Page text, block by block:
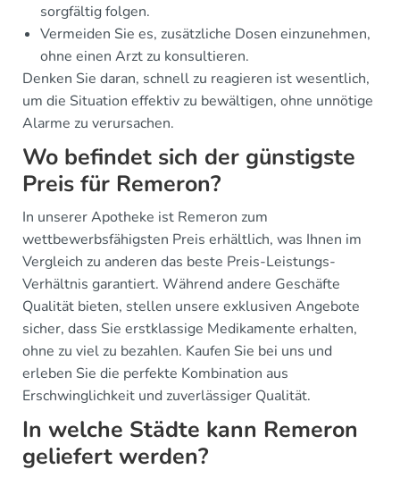
sorgfältig folgen.
Vermeiden Sie es, zusätzliche Dosen einzunehmen,
ohne einen Arzt zu konsultieren.
Denken Sie daran, schnell zu reagieren ist wesentlich,
um die Situation effektiv zu bewältigen, ohne unnötige
Alarme zu verursachen.
Wo befindet sich der günstigste
Preis für Remeron?
In unserer Apotheke ist Remeron zum
wettbewerbsfähigsten Preis erhältlich, was Ihnen im
Vergleich zu anderen das beste Preis-Leistungs-
Verhältnis garantiert. Während andere Geschäfte
Qualität bieten, stellen unsere exklusiven Angebote
sicher, dass Sie erstklassige Medikamente erhalten,
ohne zu viel zu bezahlen. Kaufen Sie bei uns und
erleben Sie die perfekte Kombination aus
Erschwinglichkeit und zuverlässiger Qualität.
In welche Städte kann Remeron
geliefert werden?